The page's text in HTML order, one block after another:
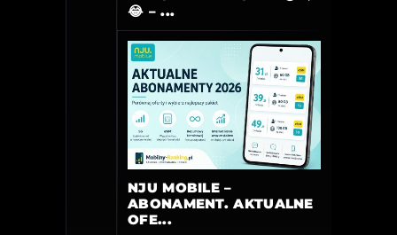
😂 – ...
NJU MOBILE –
ABONAMENT. AKTUALNE
OFE...